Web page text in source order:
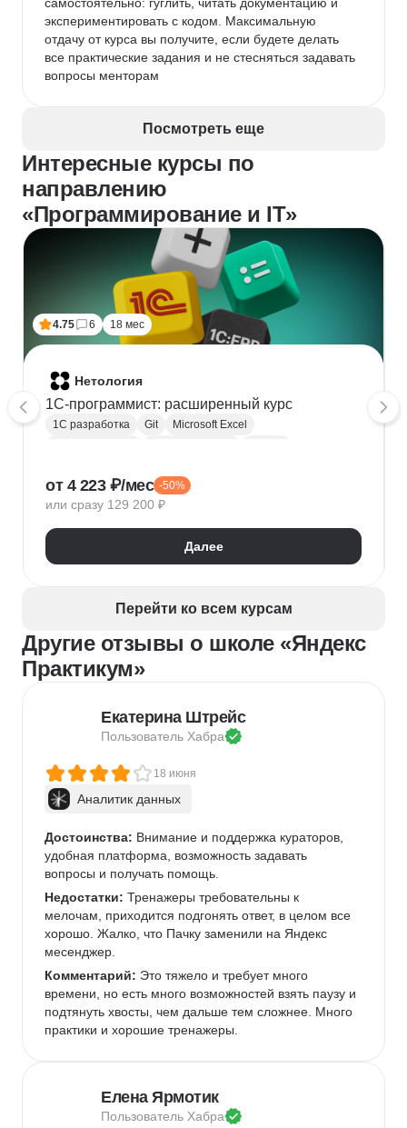
экспериментировать с кодом. Максимальную
отдачу от курса вы получите, если будете делать
все практические задания и не стесняться задавать
вопросы менторам
Посмотреть еще
Интересные курсы по
направлению
«Программирование и IT»
4.75 6 18 мес
Нетология
1C-программист: расширенный курс
1С разработка Git
Microsoft Excel
Конфигурирование 1С
от 4 223 ₽/мес -50%
или сразу 129 200 ₽
Далее
Перейти ко всем курсам
Другие отзывы о школе «Яндекс
Практикум»
Екатерина Штрейс
Пользователь Хабра
18 июня
Аналитик данных
Достоинства: Внимание и поддержка кураторов,
удобная платформа, возможность задавать
вопросы и получать помощь.
Недостатки: Тренажеры требовательны к
мелочам, приходится подгонять ответ, в целом все
хорошо. Жалко, что Пачку заменили на Яндекс
месенджер.
Комментарий: Это тяжело и требует много
времени, но есть много возможностей взять паузу и
подтянуть хвосты, чем дальше тем сложнее. Много
практики и хорошие тренажеры.
Елена Ярмотик
Пользователь Хабра